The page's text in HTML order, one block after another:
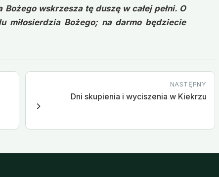
wskrzesza tę duszę w całej pełni. O
Bożego; na darmo będziecie
NASTĘPNY
Dni skupienia i wyciszenia w Kiekrzu